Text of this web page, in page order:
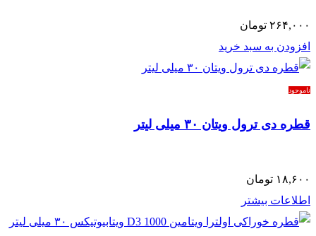
۲۶۴,۰۰۰ تومان
افزودن به سبد خرید
ناموجود
قطره دی ترول ویتان ۳۰ میلی لیتر
۱۸,۶۰۰ تومان
اطلاعات بیشتر